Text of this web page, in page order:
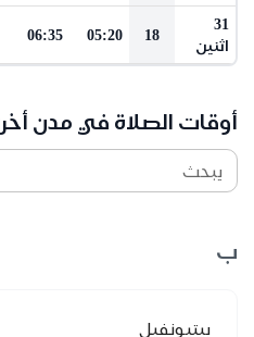
31
اثنين
18
05:20
06:35
أوقات الصلاة في مدن
يبحث
ب
بيتيونفيل